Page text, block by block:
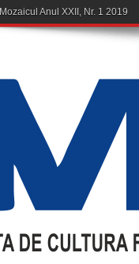
Mozaicul Anul XXII, Nr. 1 2019